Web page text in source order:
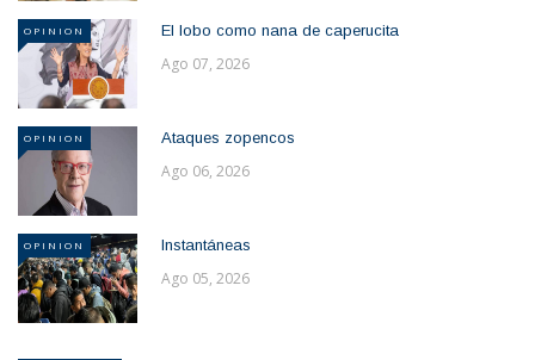
OPINION El lobo como nana de caperucita
Ago 07, 2026
OPINION Ataques zopencos
Ago 06, 2026
OPINION Instantáneas
Ago 05, 2026